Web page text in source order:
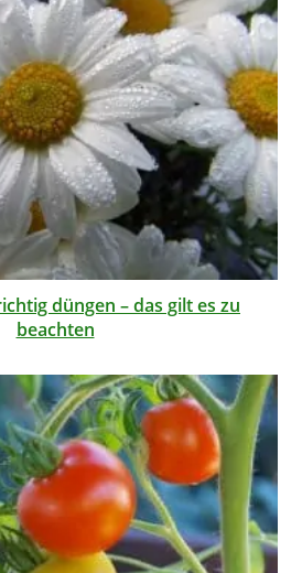
düngen – das gilt es zu
beachten